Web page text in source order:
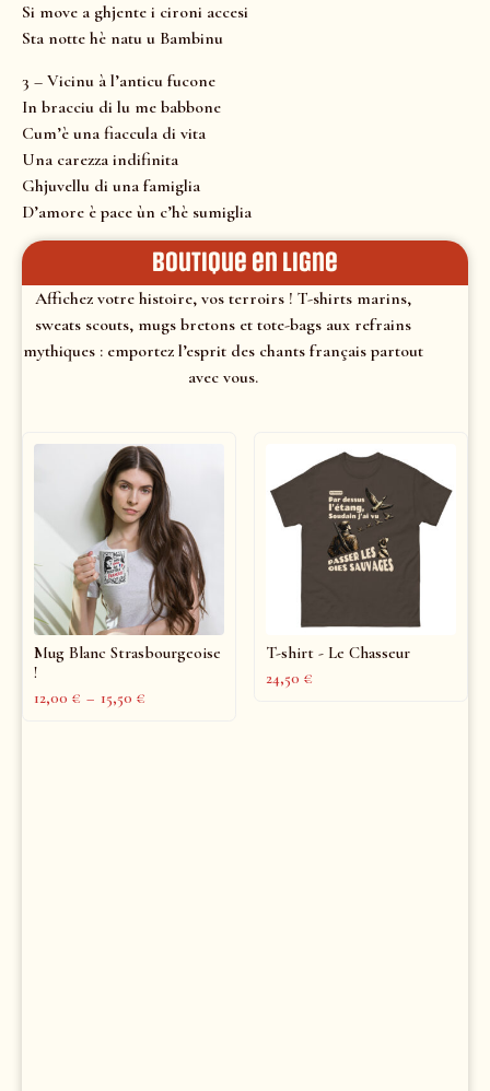
Si move a ghjente i cironi accesi
Sta notte hè natu u Bambinu
3 – Vicinu à l’anticu fucone
In bracciu di lu me babbone
Cum’è una fiaccula di vita
Una carezza indifinita
Ghjuvellu di una famiglia
D’amore è pace ùn c’hè sumiglia
Boutique en ligne
Affichez votre histoire, vos terroirs ! T-shirts marins,
sweats scouts, mugs bretons et tote-bags aux refrains
mythiques : emportez l’esprit des chants français partout
avec vous.
Mug Blanc Strasbourgeoise
!
12,00 € – 15,50 €
T-shirt - Le Chasseur
24,50 €